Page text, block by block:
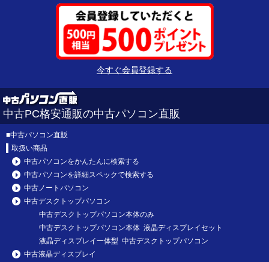
今すぐ会員登録する
中古PC格安通販の中古パソコン直販
■中古パソコン直販
取扱い商品
中古パソコンをかんたんに検索する
中古パソコンを詳細スペックで検索する
中古ノートパソコン
中古デスクトップパソコン
中古デスクトップパソコン本体のみ
中古デスクトップパソコン本体 液晶ディスプレイセット
液晶ディスプレイ一体型 中古デスクトップパソコン
中古液晶ディスプレイ